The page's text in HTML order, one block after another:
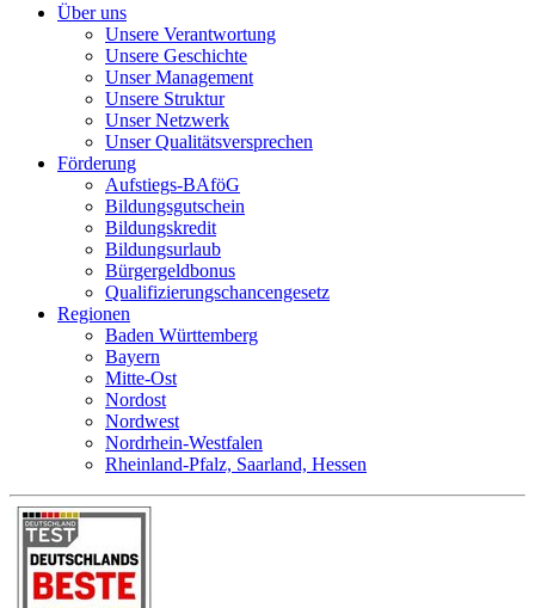
Über uns
Unsere Verantwortung
Unsere Geschichte
Unser Management
Unsere Struktur
Unser Netzwerk
Unser Qualitätsversprechen
Förderung
Aufstiegs-BAföG
Bildungsgutschein
Bildungskredit
Bildungsurlaub
Bürgergeldbonus
Qualifizierungschancengesetz
Regionen
Baden Württemberg
Bayern
Mitte-Ost
Nordost
Nordwest
Nordrhein-Westfalen
Rheinland-Pfalz, Saarland, Hessen